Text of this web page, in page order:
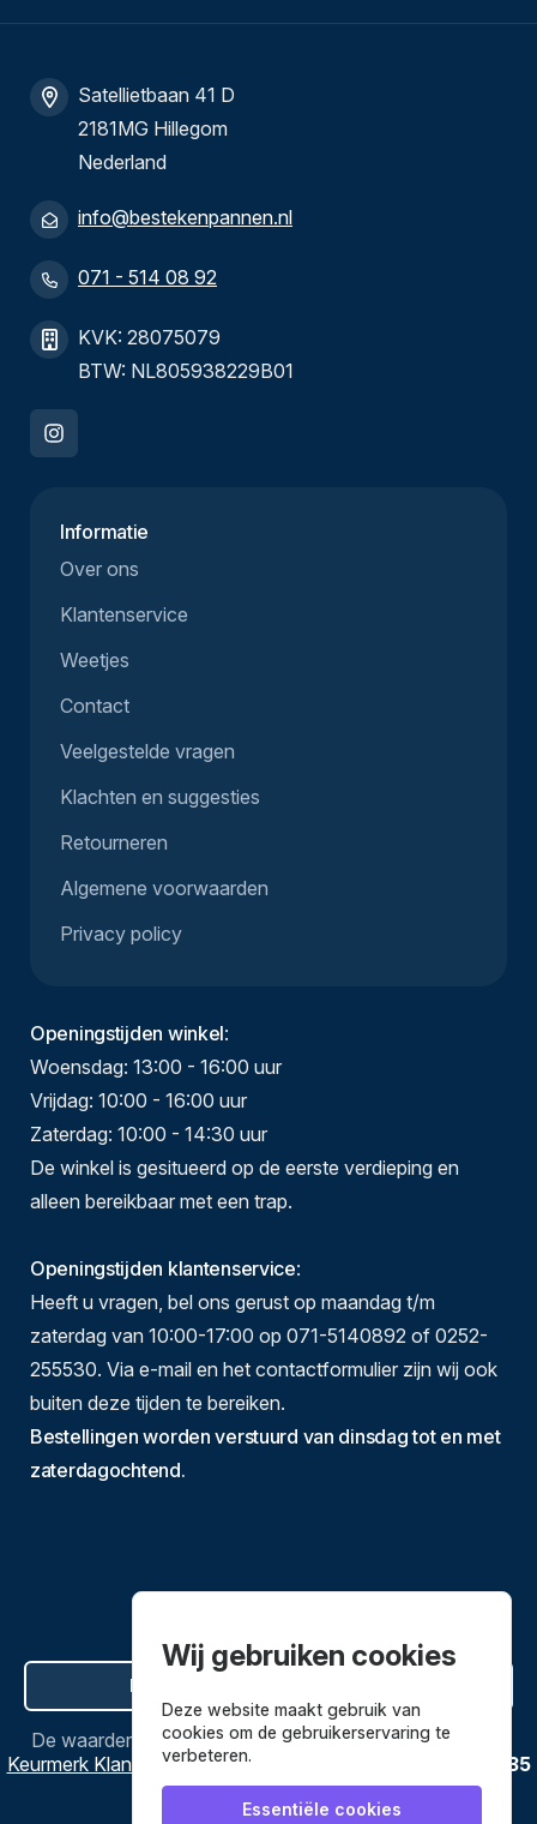
Satellietbaan 41 D
2181MG Hillegom
Nederland
info@bestekenpannen.nl
071 - 514 08 92
KVK: 28075079
BTW: NL805938229B01
Informatie
Over ons
Klantenservice
Weetjes
Contact
Veelgestelde vragen
Klachten en suggesties
Retourneren
Algemene voorwaarden
Privacy policy
Openingstijden winkel:
Woensdag: 13:00 - 16:00 uur
Vrijdag: 10:00 - 16:00 uur
Zaterdag: 10:00 - 14:30 uur
De winkel is gesitueerd op de eerste verdieping en
alleen bereikbaar met een trap.
Openingstijden klantenservice:
Heeft u vragen, bel ons gerust op maandag t/m
zaterdag van 10:00-17:00 op 071-5140892 of 0252-
255530. Via e-mail en het contactformulier zijn wij ook
buiten deze tijden te bereiken.
Bestellingen worden verstuurd van dinsdag tot en met
zaterdagochtend.
Hier de overeenkomst ontbinden
De waardering vanBestekenpannen.nlbijWebwinkel
Keurmerk Klantbeoordelingen
3635
reviews.
Wij gebruiken cookies
Deze website maakt gebruik van
cookies om de gebruikerservaring te
verbeteren.
Essentiële cookies